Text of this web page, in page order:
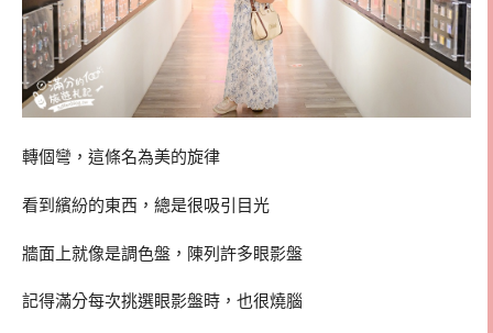
轉個彎，這條名為美的旋律
看到繽紛的東西，總是很吸引目光
牆面上就像是調色盤，陳列許多眼影盤
記得滿分每次挑選眼影盤時，也很燒腦